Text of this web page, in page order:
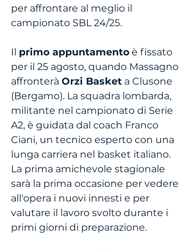
per affrontare al meglio il
campionato SBL 24/25.
Il primo appuntamento è fissato
per il 25 agosto, quando Massagno
affronterà Orzi Basket a Clusone
(Bergamo). La squadra lombarda,
militante nel campionato di Serie
A2, è guidata dal coach Franco
Ciani, un tecnico esperto con una
lunga carriera nel basket italiano.
La prima amichevole stagionale
sarà la prima occasione per vedere
all'opera i nuovi innesti e per
valutare il lavoro svolto durante i
primi giorni di preparazione.